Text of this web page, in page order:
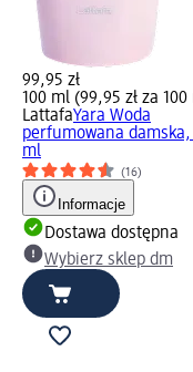
99,95 zł
100 ml (99,95 zł za 100
LattafaYara Woda
perfumowana damska,
ml
(16)
Informacje
Dostawa dostępna
Wybierz sklep dm